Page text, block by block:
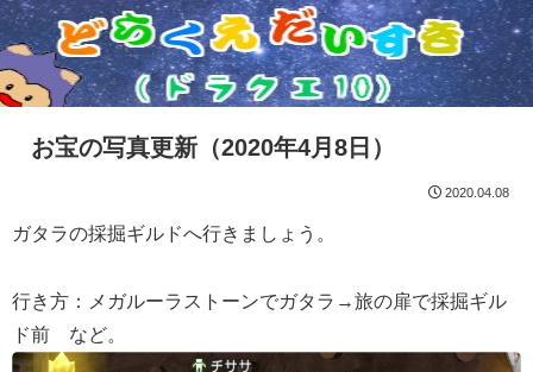
お宝の写真更新（2020年4月8日）
2020.04.08
ガタラの採掘ギルドへ行きましょう。
行き方：メガルーラストーンでガタラ→旅の扉で採掘ギル
ド前 など。